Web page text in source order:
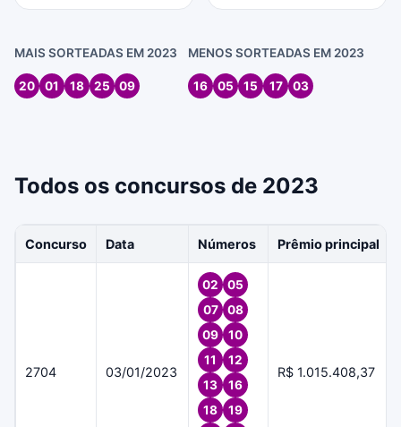
MAIS SORTEADAS EM 2023
20 01 18 25 09
MENOS SORTEADAS EM 2023
16 05 15 17 03
Todos os concursos de 2023
Concurso Data Números Prêmio principal
2704 03/01/2023
02
05
07
08
09
10
11
12
13
16
18
19
R$ 1.015.408,37